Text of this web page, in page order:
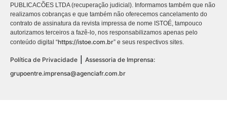
PUBLICACÕES LTDA (recuperação judicial). Informamos também que não
realizamos cobranças e que também não oferecemos cancelamento do
contrato de assinatura da revista impressa de nome ISTOÉ, tampouco
autorizamos terceiros a fazê-lo, nos responsabilizamos apenas pelo
conteúdo digital “https://istoe.com.br” e seus respectivos sites.
Política de Privacidade
Assessoria de Imprensa:
grupoentre.imprensa@agenciafr.com.br